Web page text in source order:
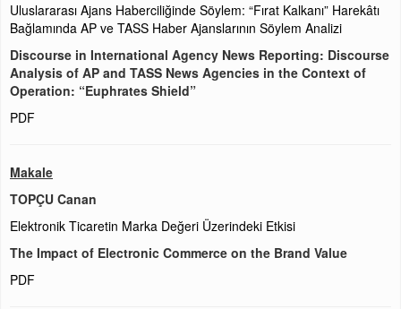
Uluslararası Ajans Haberciliğinde Söylem: “Fırat Kalkanı” Harekâtı
Bağlamında AP ve TASS Haber Ajanslarının Söylem Analizi
Discourse in International Agency News Reporting: Discourse
Analysis of AP and TASS News Agencies in the Context of
Operation: “Euphrates Shield”
PDF
Makale
TOPÇU Canan
Elektronik Ticaretin Marka Değeri Üzerindeki Etkisi
The Impact of Electronic Commerce on the Brand Value
PDF